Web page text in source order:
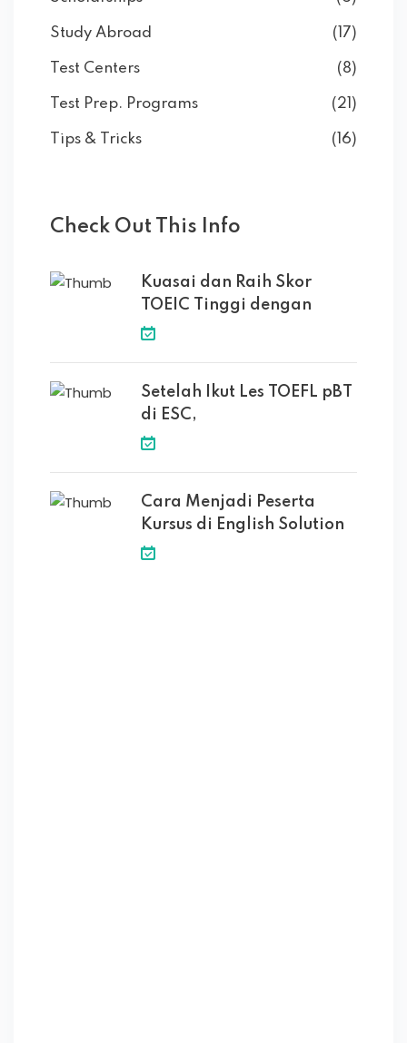
Study Abroad (17)
Test Centers (8)
Test Prep. Programs (21)
Tips & Tricks (16)
Check Out This Info
Kuasai dan Raih Skor
TOEIC Tinggi dengan
Setelah Ikut Les TOEFL pBT
di ESC,
Cara Menjadi Peserta
Kursus di English Solution